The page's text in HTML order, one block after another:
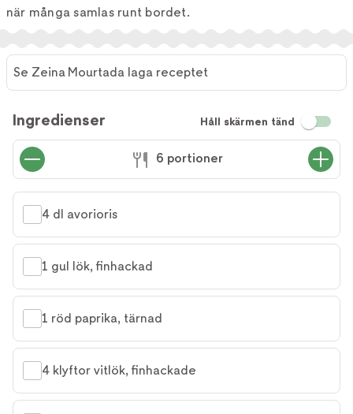
när många samlas runt bordet.
Mourtada
laga
receptet
Se Zeina Mourtada laga receptet
Ingredienser Håll skärmen tänd
6 portioner
4 dl avorioris
1 gul lök, finhackad
1 röd paprika, tärnad
4 klyftor vitlök, finhackade